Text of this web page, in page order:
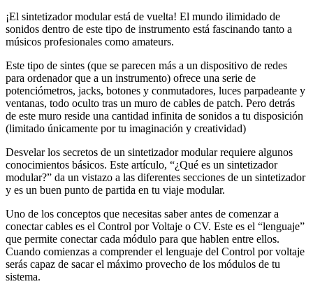
¡El sintetizador modular está de vuelta! El mundo ilimidado de
sonidos dentro de este tipo de instrumento está fascinando tanto a
músicos profesionales como amateurs.
Este tipo de sintes (que se parecen más a un dispositivo de redes
para ordenador que a un instrumento) ofrece una serie de
potenciómetros, jacks, botones y conmutadores, luces parpadeante y
ventanas, todo oculto tras un muro de cables de patch. Pero detrás
de este muro reside una cantidad infinita de sonidos a tu disposición
(limitado únicamente por tu imaginación y creatividad)
Desvelar los secretos de un sintetizador modular requiere algunos
conocimientos básicos. Este artículo, “¿Qué es un sintetizador
modular?” da un vistazo a las diferentes secciones de un sintetizador
y es un buen punto de partida en tu viaje modular.
Uno de los conceptos que necesitas saber antes de comenzar a
conectar cables es el Control por Voltaje o CV. Este es el “lenguaje”
que permite conectar cada módulo para que hablen entre ellos.
Cuando comienzas a comprender el lenguaje del Control por voltaje
serás capaz de sacar el máximo provecho de los módulos de tu
sistema.